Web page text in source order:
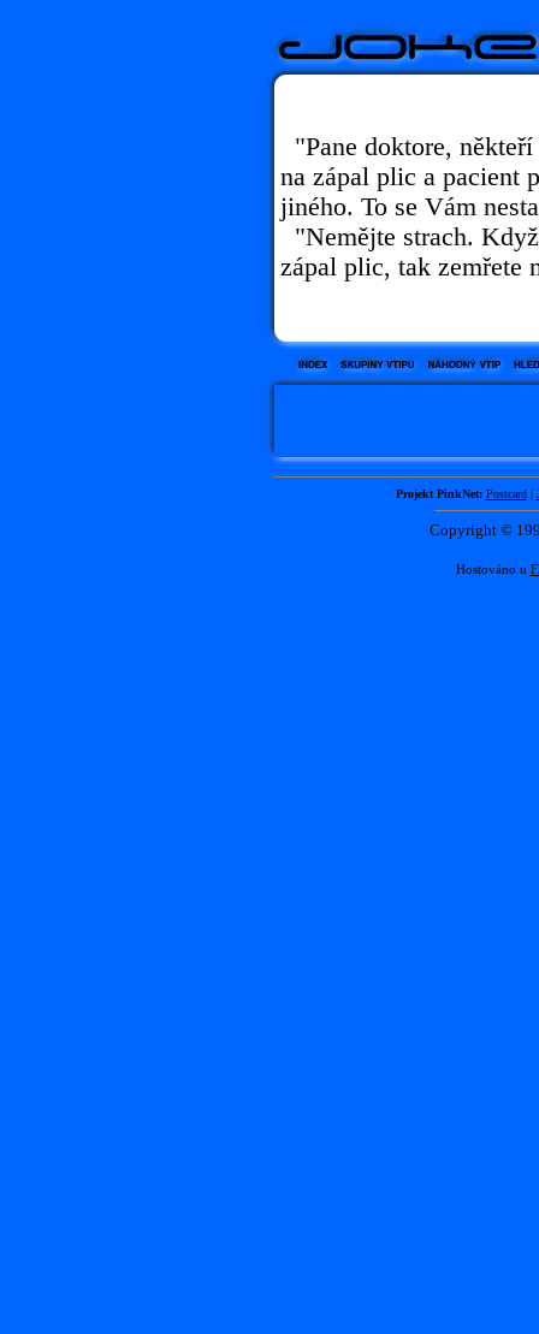
"Pane doktore,
na zápal plic a pacient
jiného. To se Vám
"Nemějte strach.
zápal plic, tak zemřete
Projekt PinkNet: Postcard|
Copyright ©
Hostováno u